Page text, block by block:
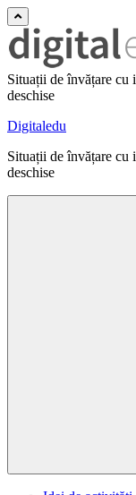
Situații de învățare cu
deschise
Digitaledu
Situații de învățare cu
deschise